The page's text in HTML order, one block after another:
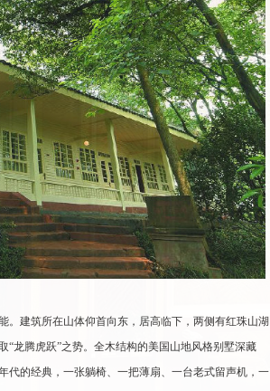
。建筑所在山体仰首向东，居高临下，两侧有红珠山湖
“龙腾虎跃”之势。全木结构的美国山地风格别墅深藏
代的经典，一张躺椅、一把薄扇、一台老式留声机，一